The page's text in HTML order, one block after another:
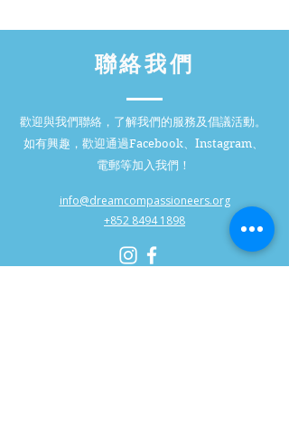
聯絡我們
歡迎與我們聯絡，了解我們的服務及倡議活動。
如有興趣，歡迎通過Facebook、Instagram、
電郵等加入我們！
info@dreamcompassioneers.org
+852 8494 1898